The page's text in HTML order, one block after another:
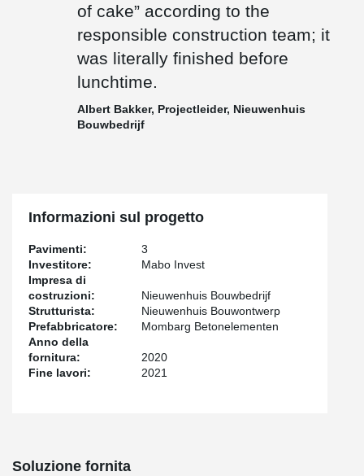
of cake” according to the
responsible construction team; it
was literally finished before
lunchtime.
Albert Bakker, Projectleider, Nieuwenhuis
Bouwbedrijf
Informazioni sul progetto
Pavimenti:
3
Investitore:
Mabo Invest
Impresa di
costruzioni:
Nieuwenhuis Bouwbedrijf
Strutturista:
Nieuwenhuis Bouwontwerp
Prefabbricatore:
Mombarg Betonelementen
Anno della
fornitura:
2020
Fine lavori:
2021
Soluzione fornita